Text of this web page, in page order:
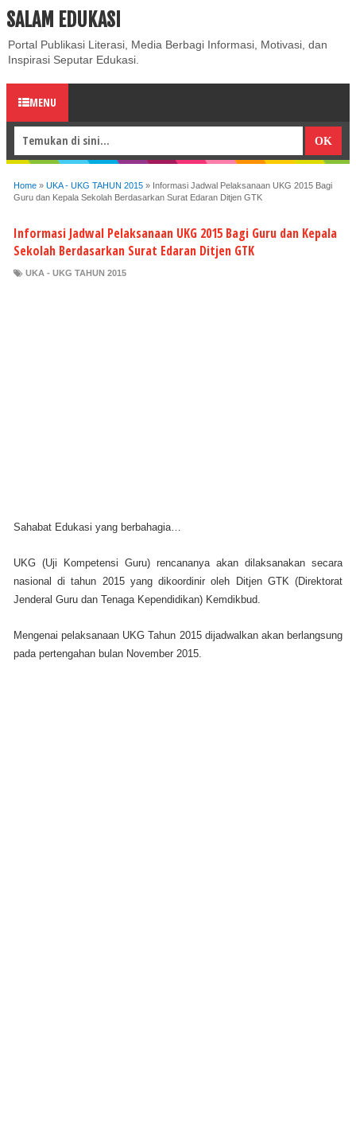
ABOUT CONTACT US
SALAM EDUKASI
Portal Publikasi Literasi, Media Berbagi Informasi, Motivasi, dan
Inspirasi Seputar Edukasi.
MENU
Home » UKA - UKG TAHUN 2015 » Informasi Jadwal Pelaksanaan UKG 2015 Bagi
Guru dan Kepala Sekolah Berdasarkan Surat Edaran Ditjen GTK
Informasi Jadwal Pelaksanaan UKG 2015 Bagi Guru dan Kepala
Sekolah Berdasarkan Surat Edaran Ditjen GTK
UKA - UKG TAHUN 2015
Sahabat Edukasi yang berbahagia…
UKG (Uji Kompetensi Guru) rencananya akan dilaksanakan secara
nasional di tahun 2015 yang dikoordinir oleh Ditjen GTK (Direktorat
Jenderal Guru dan Tenaga Kependidikan) Kemdikbud.
Mengenai pelaksanaan UKG Tahun 2015 dijadwalkan akan berlangsung
pada pertengahan bulan November 2015.